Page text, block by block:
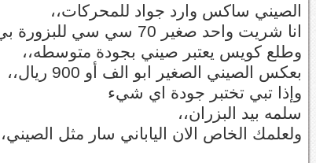
الصيني ساكس وارد جواد للمحركات،،
انا شريت واحد صغير 70 سي سي للبزورة بي 1950 ريال
وطلع كويس يعتبر صيني بجودة متوسطه،،
بعكس الصيني الصغير ابو الف أو 900 ريال،،
وإذا تبي تختبر جودة اي شيء
سلمه بيد البزران،،
ولعلمك الخاص الان الياباني سار مثل